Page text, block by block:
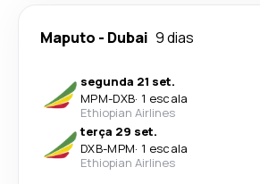
Maputo - Dubai 9 dias
segunda 21 set.
MPM-DXB· 1 escala
Ethiopian Airlines
terça 29 set.
DXB-MPM· 1 escala
Ethiopian Airlines